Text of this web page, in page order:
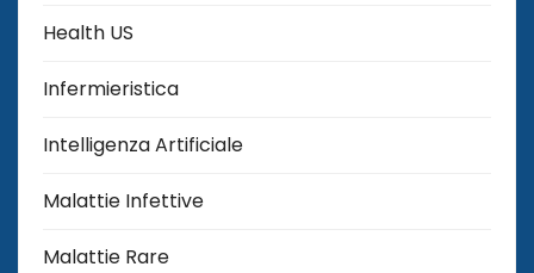
Health US
Infermieristica
Intelligenza Artificiale
Malattie Infettive
Malattie Rare